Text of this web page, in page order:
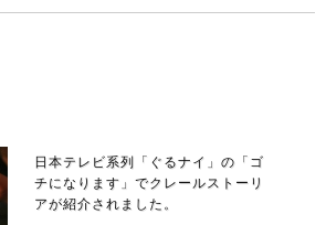
日本テレビ系列「ぐるナイ」の「ゴ
チになります」でクレールストーリ
アが紹介されました。